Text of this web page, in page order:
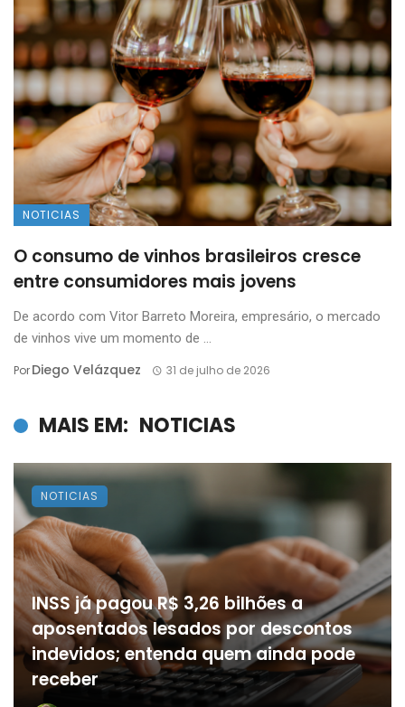
NOTICIAS
O consumo de vinhos brasileiros cresce
entre consumidores mais jovens
De acordo com Vitor Barreto Moreira, empresário, o mercado
de vinhos vive um momento de ...
PorDiego Velázquez 31 de julho de 2026
MAIS EM: NOTICIAS
INSS já pagou R$ 3,26 bilhões a
aposentados lesados por descontos
indevidos; entenda quem ainda pode
receber
NOTICIAS